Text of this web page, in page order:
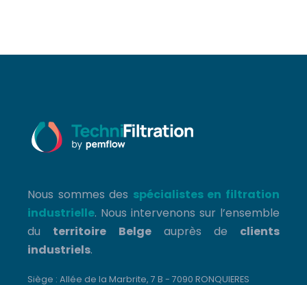
Nous sommes des spécialistes en filtration
industrielle. Nous intervenons sur l’ensemble
du territoire Belge auprès de clients
industriels.
Siège : Allée de la Marbrite, 7 B - 7090 RONQUIERES